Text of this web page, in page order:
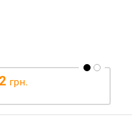
грн.